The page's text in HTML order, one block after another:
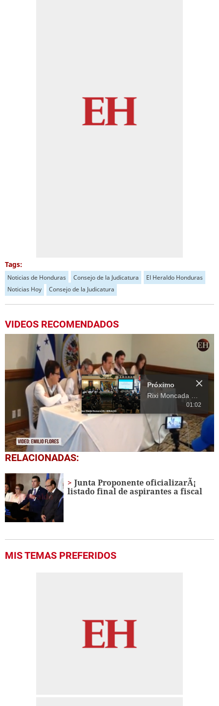
Tags:
Noticias de Honduras Consejo de la Judicatura
El Heraldo Honduras
Noticias Hoy
Consejo de la Judicatura
VIDEOS RECOMENDADOS
0
seconds
seconds
Próximo
01:02
RELACIONADAS:
Junta Proponente oficializarÃ¡
listado final de aspirantes a fiscal
MIS TEMAS PREFERIDOS